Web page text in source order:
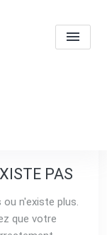
PAS
n'existe plus.
que votre